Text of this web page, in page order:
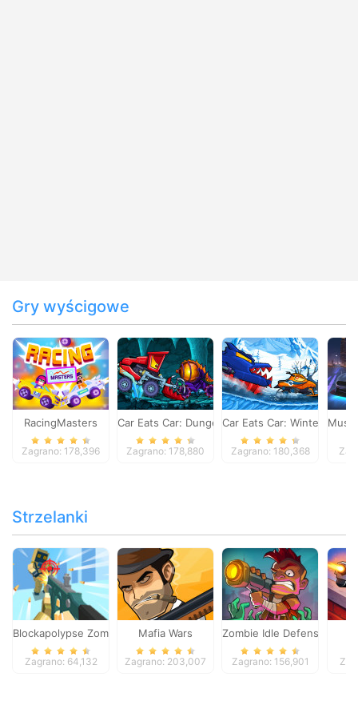
Gry wyścigowe
RacingMasters
Zagrano: 178,396
Car Eats Car: Dungeon Adventure
Zagrano: 178,880
Car Eats Car: Winter
Zagrano: 180,368
Strzelanki
Blockapolypse Zombie Shooter
Zagrano: 64,132
Mafia Wars
Zagrano: 203,007
Zombie Idle Defense
Zagrano: 156,901